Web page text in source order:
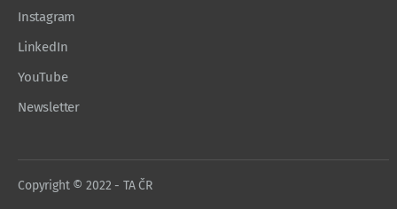
Instagram
LinkedIn
YouTube
Newsletter
Copyright © 2022 - TA ČR